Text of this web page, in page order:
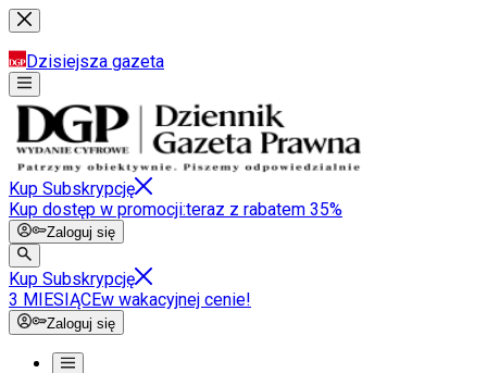
Dzisiejsza gazeta
Kup Subskrypcję
Kup dostęp w promocji:teraz z rabatem 35%
Zaloguj się
Kup Subskrypcję
3 MIESIĄCEw wakacyjnej cenie!
Zaloguj się